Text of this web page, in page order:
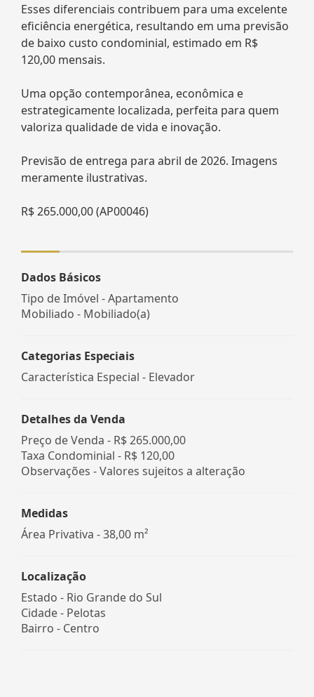
Esses diferenciais contribuem para uma excelente
eficiência energética, resultando em uma previsão
de baixo custo condominial, estimado em R$
120,00 mensais.
Uma opção contemporânea, econômica e
estrategicamente localizada, perfeita para quem
valoriza qualidade de vida e inovação.
Previsão de entrega para abril de 2026. Imagens
meramente ilustrativas.
R$ 265.000,00 (AP00046)
Dados Básicos
Tipo de Imóvel - Apartamento
Mobiliado - Mobiliado(a)
Categorias Especiais
Característica Especial - Elevador
Detalhes da Venda
Preço de Venda - R$ 265.000,00
Taxa Condominial - R$ 120,00
Observações - Valores sujeitos a alteração
Medidas
Área Privativa - 38,00 m²
Localização
Estado - Rio Grande do Sul
Cidade - Pelotas
Bairro - Centro